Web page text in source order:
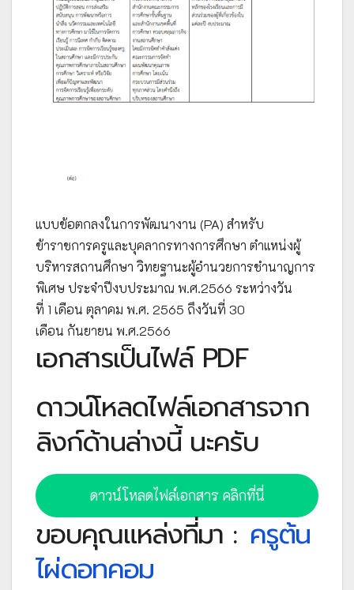
แบบข้อตกลงในการพัฒนางาน (PA) สำหรับ
ข้าราชการครูและบุคลากรทางการศึกษา ตำแหน่งผู้
บริหารสถานศึกษา วิทยฐานะผู้อำนวยการชำนาญการ
พิเศษ ประจำปีงบประมาณ พ.ศ.2566 ระหว่างวัน
ที่ 1 เดือน ตุลาคม พ.ศ. 2565 ถึงวันที่ 30
เดือน กันยายน พ.ศ.2566
เอกสารเป็นไฟล์ PDF
ดาวน์โหลดไฟล์เอกสารจาก
ลิงก์ด้านล่างนี้ นะครับ
ดาวน์โหลดไฟล์เอกสาร คลิกที่นี่
ขอบคุณแหล่งที่มา : ครูต้น
ไผ่ดอทคอม